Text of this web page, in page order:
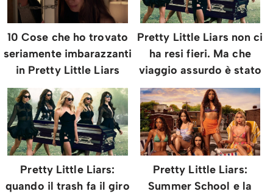
10 Cose che ho trovato
seriamente imbarazzanti
in Pretty Little Liars
Pretty Little Liars non ci
ha resi fieri. Ma che
viaggio assurdo è stato
Pretty Little Liars:
quando il trash fa il giro
Pretty Little Liars:
Summer School e la